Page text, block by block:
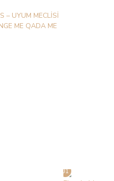
– UYUM MECLİSİ
ME QADA ME
01